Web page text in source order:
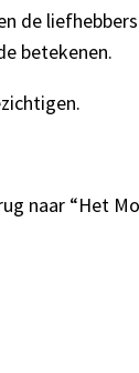
de
betekenen.
naar “Het